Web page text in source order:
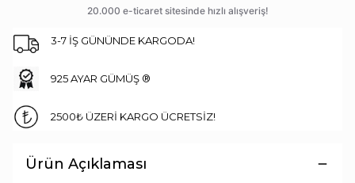
3-7 İŞ GÜNÜNDE KARGODA!
925 AYAR GÜMÜŞ ®
2500₺ ÜZERİ KARGO ÜCRETSİZ!
Ürün Açıklaması